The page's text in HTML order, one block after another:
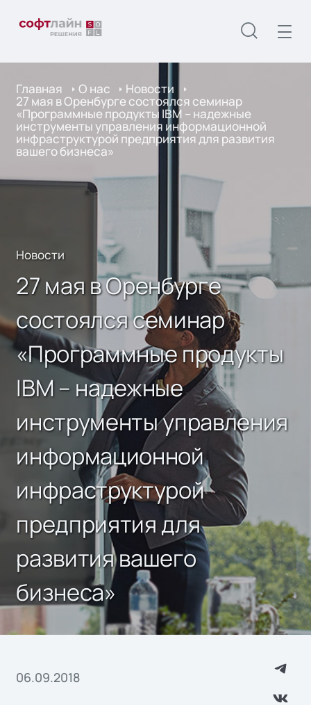
Главная О нас Новости
27 мая в Оренбурге состоялся семинар
«Программные продукты IBM – надежные
инструменты управления информационной
инфраструктурой предприятия для развития
вашего бизнеса»
Новости
27 мая в Оренбурге
состоялся семинар
«Программные продукты
IBM – надежные
инструменты управления
информационной
инфраструктурой
предприятия для
развития вашего
бизнеса»
06.09.2018